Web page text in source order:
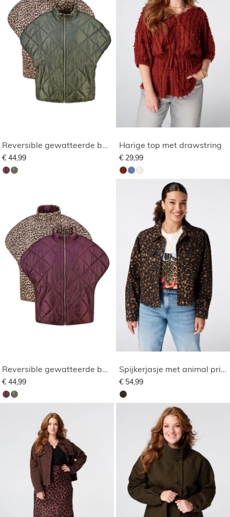
Reversible gewatteerde bodywarmer
€ 44,99
Harige top met drawstring
€ 29,99
Reversible gewatteerde bodywarmer
€ 44,99
Spijkerjasje met animal print
€ 54,99